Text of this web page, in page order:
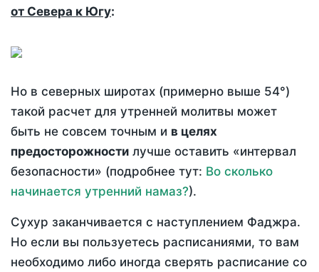
от Севера к Югу:
Но в северных широтах (примерно выше 54°)
такой расчет для утренней молитвы может
быть не совсем точным и в целях
предосторожности лучше оставить «интервал
безопасности» (подробнее тут: Во сколько
начинается утренний намаз?).
Сухур заканчивается с наступлением Фаджра.
Но если вы пользуетесь расписаниями, то вам
необходимо либо иногда сверять расписание со